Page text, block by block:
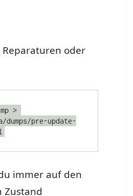
oder
>
pre-update-
immer auf den
Zustand